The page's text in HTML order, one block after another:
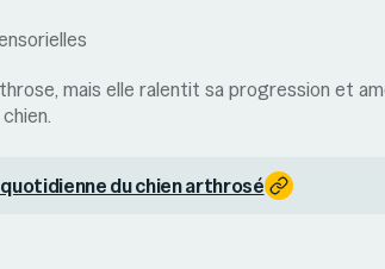
mais elle ralentit sa progression et
du chien arthrosé